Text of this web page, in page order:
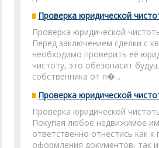
Проверка юридической
Проверка юридической
Перед заключением сделки с
необходимо проверить её
чистоту, это обезопасит
собственника от п�...
Проверка юридической
Проверка юридической
Покупая любое недвижимое
ответственно отнестись как к
оформления документов, так и